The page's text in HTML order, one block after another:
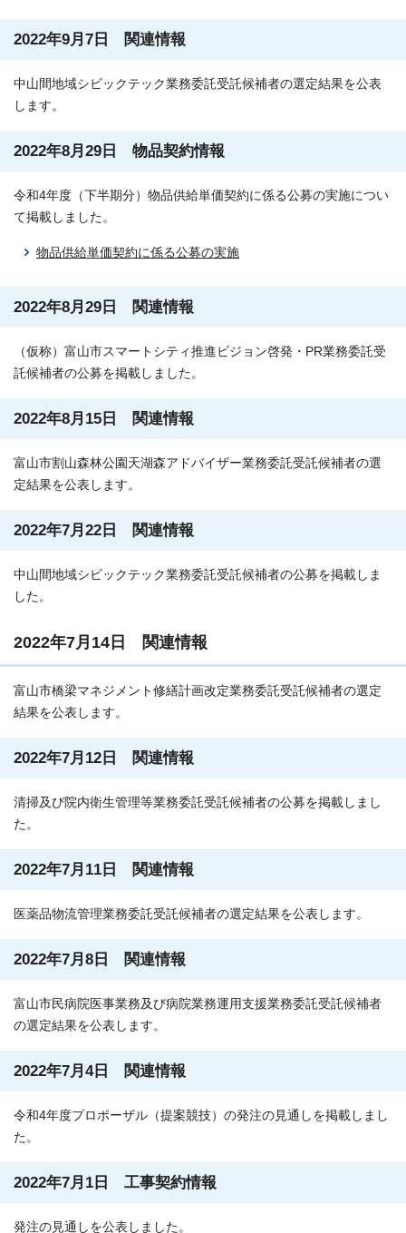
2022年9月7日 関連情報
中山間地域シビックテック業務委託受託候補者の選定結果を公表
します。
2022年8月29日 物品契約情報
令和4年度（下半期分）物品供給単価契約に係る公募の実施につい
て掲載しました。
物品供給単価契約に係る公募の実施
2022年8月29日 関連情報
（仮称）富山市スマートシティ推進ビジョン啓発・PR業務委託受
託候補者の公募を掲載しました。
2022年8月15日 関連情報
富山市割山森林公園天湖森アドバイザー業務委託受託候補者の選
定結果を公表します。
2022年7月22日 関連情報
中山間地域シビックテック業務委託受託候補者の公募を掲載しま
した。
2022年7月14日 関連情報
富山市橋梁マネジメント修繕計画改定業務委託受託候補者の選定
結果を公表します。
2022年7月12日 関連情報
清掃及び院内衛生管理等業務委託受託候補者の公募を掲載しまし
た。
2022年7月11日 関連情報
医薬品物流管理業務委託受託候補者の選定結果を公表します。
2022年7月8日 関連情報
富山市民病院医事業務及び病院業務運用支援業務委託受託候補者
の選定結果を公表します。
2022年7月4日 関連情報
令和4年度プロポーザル（提案競技）の発注の見通しを掲載しまし
た。
2022年7月1日 工事契約情報
発注の見通しを公表しました。